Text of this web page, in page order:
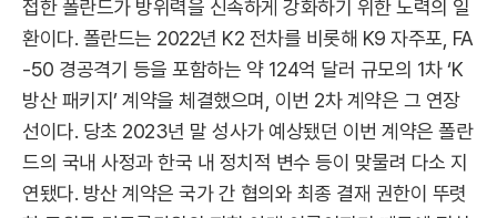
접한 폴란드가 방위력을 신속하게 강화하기 위한 노력의 일
환이다. 폴란드는 2022년 K2 전차를 비롯해 K9 자주포, FA
-50 경공격기 등을 포함하는 약 124억 달러 규모의 1차 ‘K
방산 패키지’ 계약을 체결했으며, 이번 2차 계약은 그 연장
선이다. 당초 2023년 말 성사가 예상됐던 이번 계약은 폴란
드의 국내 사정과 한국 내 정치적 변수 등이 맞물려 다소 지
연됐다. 방산 계약은 국가 간 협의와 최종 결재 권한이 뚜렷